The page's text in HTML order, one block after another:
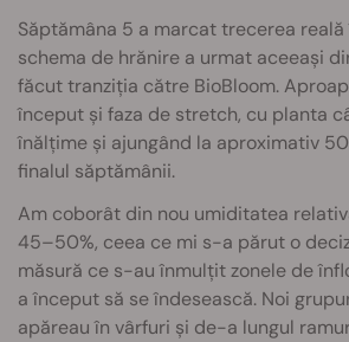
Săptămâna 5 a marcat trecerea
schema de hrănire a urmat aceeași
făcut tranziția către BioBloom.
început și faza de stretch, cu planta
înălțime și ajungând la aproximativ
finalul săptămânii.
Am coborât din nou umiditatea
45–50%, ceea ce mi s-a părut o
măsură ce s-au înmulțit zonele de
a început să se îndesească. Noi
apăreau în vârfuri și de-a lungul